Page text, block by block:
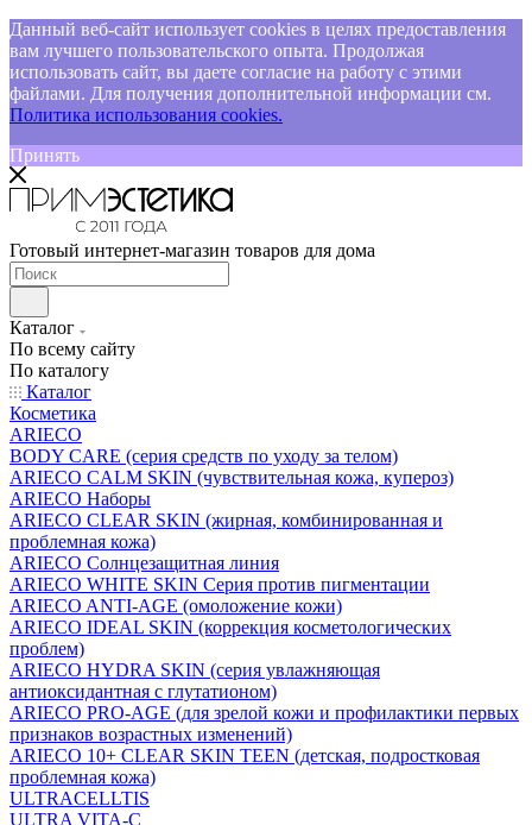
Данный веб-сайт использует cookies в целях предоставления
вам лучшего пользовательского опыта. Продолжая
использовать сайт, вы даете согласие на работу с этими
файлами. Для получения дополнительной информации см.
Политика использования cookies.
Принять
Готовый интернет-магазин товаров для дома
Каталог
По всему сайту
По каталогу
Каталог
Косметика
ARIECO
BODY CARE (серия средств по уходу за телом)
ARIECO CALM SKIN (чувствительная кожа, купероз)
ARIECO Наборы
ARIECO CLEAR SKIN (жирная, комбинированная и
проблемная кожа)
ARIECO Солнцезащитная линия
ARIECO WHITE SKIN Серия против пигментации
ARIECO ANTI-AGE (омоложение кожи)
ARIECO IDEAL SKIN (коррекция косметологических
проблем)
ARIECO HYDRA SKIN (серия увлажняющая
антиоксидантная с глутатионом)
ARIECO PRO-AGE (для зрелой кожи и профилактики первых
признаков возрастных изменений)
ARIECO 10+ CLEAR SKIN TEEN (детская, подростковая
проблемная кожа)
ULTRACELLTIS
ULTRA VITA-C